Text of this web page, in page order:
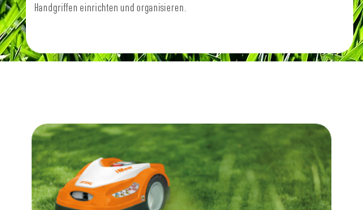
Handgriffen einrichten und organisieren.